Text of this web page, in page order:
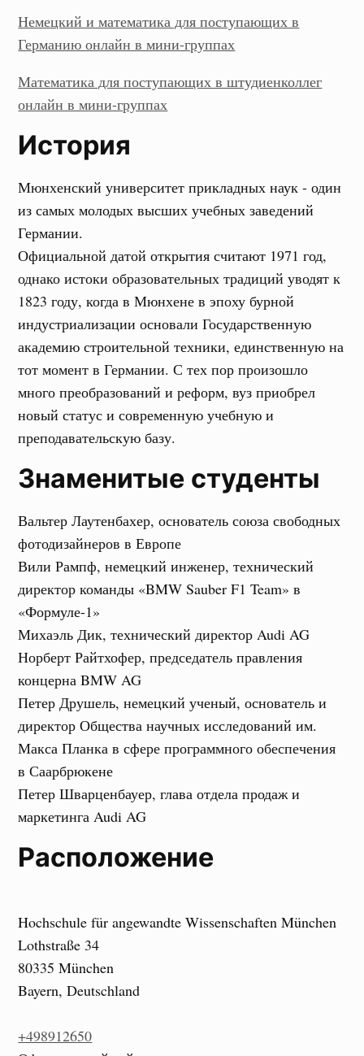
Немецкий и математика для поступающих в
Германию онлайн в мини-группах
Математика для поступающих в штудиенколлег
онлайн в мини-группах
История
Мюнхенский университет прикладных наук - один
из самых молодых высших учебных заведений
Германии.
Официальной датой открытия считают 1971 год,
однако истоки образовательных традиций уводят к
1823 году, когда в Мюнхене в эпоху бурной
индустриализации основали Государственную
академию строительной техники, единственную на
тот момент в Германии. С тех пор произошло
много преобразований и реформ, вуз приобрел
новый статус и современную учебную и
преподавательскую базу.
Знаменитые студенты
Вальтер Лаутенбахер, основатель союза свободных
фотодизайнеров в Европе
Вили Рампф, немецкий инженер, технический
директор команды «BMW Sauber F1 Team» в
«Формуле-1»
Михаэль Дик, технический директор Audi AG
Норберт Райтхофер, председатель правления
концерна BMW AG
Петер Друшель, немецкий ученый, основатель и
директор Общества научных исследований им.
Макса Планка в сфере программного обеспечения
в Саарбрюкене
Петер Шварценбауер, глава отдела продаж и
маркетинга Audi AG
Расположение
Hochschule für angewandte Wissenschaften München
Lothstraße 34
80335 München
Bayern, Deutschland
+498912650